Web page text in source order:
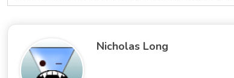
Nicholas Long